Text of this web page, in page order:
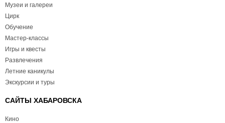
Музеи и галереи
Цирк
Обучение
Мастер-классы
Игры и квесты
Развлечения
Летние каникулы
Экскурсии и туры
САЙТЫ ХАБАРОВСКА
Кино